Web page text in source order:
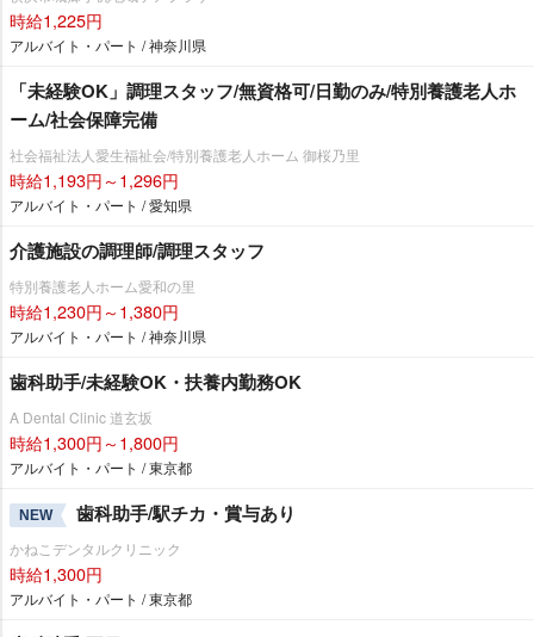
時給1,225円
アルバイト・パート / 神奈川県
「未経験OK」調理スタッフ/無資格可/日勤のみ/特別養護老人ホ
ーム/社会保障完備
社会福祉法人愛生福祉会/特別養護老人ホーム 御桜乃里
時給1,193円～1,296円
アルバイト・パート / 愛知県
介護施設の調理師/調理スタッフ
特別養護老人ホーム愛和の里
時給1,230円～1,380円
アルバイト・パート / 神奈川県
歯科助手/未経験OK・扶養内勤務OK
A Dental Clinic 道玄坂
時給1,300円～1,800円
アルバイト・パート / 東京都
NEW 歯科助手/駅チカ・賞与あり
かねこデンタルクリニック
時給1,300円
アルバイト・パート / 東京都